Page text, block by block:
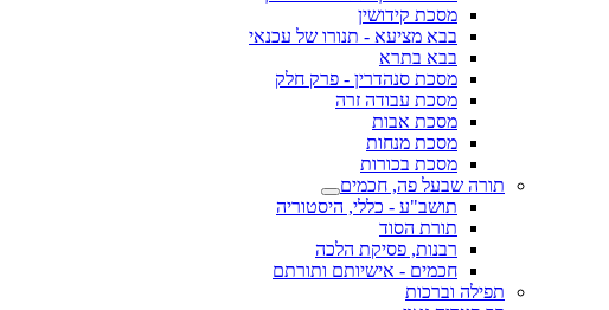
מסכת קידושין
בבא מציעא - תנורו של עכנאי
בבא בתרא
מסכת סנהדרין - פרק חלק
מסכת עבודה זרה
מסכת אבות
מסכת מנחות
מסכת בכורות
תורה שבעל פה, חכמים
תושב"ע - כללי, היסטוריה
תורת הסוד
רבנות, פסיקת הלכה
חכמים - אישיותם ותורתם
תפילה וברכות